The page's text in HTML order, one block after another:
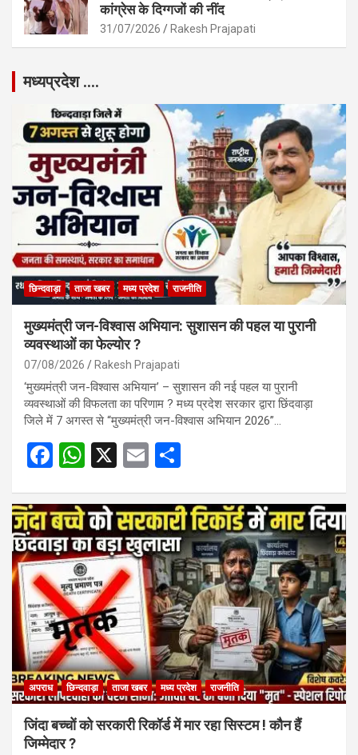
कांग्रेस के दिग्गजों की नींद
31/07/2026 Rakesh Prajapati
मध्यप्रदेश ….
छिन्दवाड़ा ताजा खबर मध्य प्रदेश राजनीति
मुख्यमंत्री जन-विश्वास अभियान: सुशासन की पहल या पुरानी
व्यवस्थाओं का फेल्योर ?
07/08/2026 Rakesh Prajapati
‘मुख्यमंत्री जन-विश्वास अभियान’ – सुशासन की नई पहल या पुरानी
व्यवस्थाओं की विफलता का परिणाम ? मध्य प्रदेश सरकार द्वारा छिंदवाड़ा
जिले में 7 अगस्त से “मुख्यमंत्री जन-विश्वास अभियान 2026”…
F
ce
b
o
o
k
W
at
s
A
p
p
X
E
ail ar
e
अपराध छिन्दवाड़ा ताजा खबर मध्य प्रदेश राजनीति
जिंदा बच्चों को सरकारी रिकॉर्ड में मार रहा सिस्टम ! कौन हैं
जिम्मेदार ?